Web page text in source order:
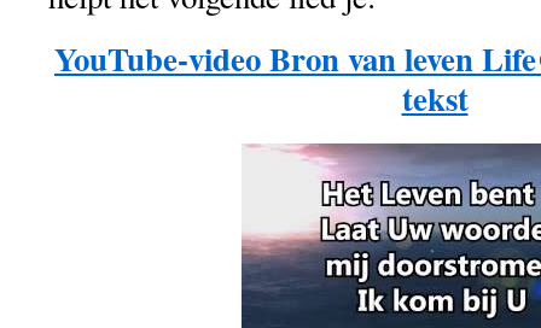
YouTube-video Bron van leven
tekst